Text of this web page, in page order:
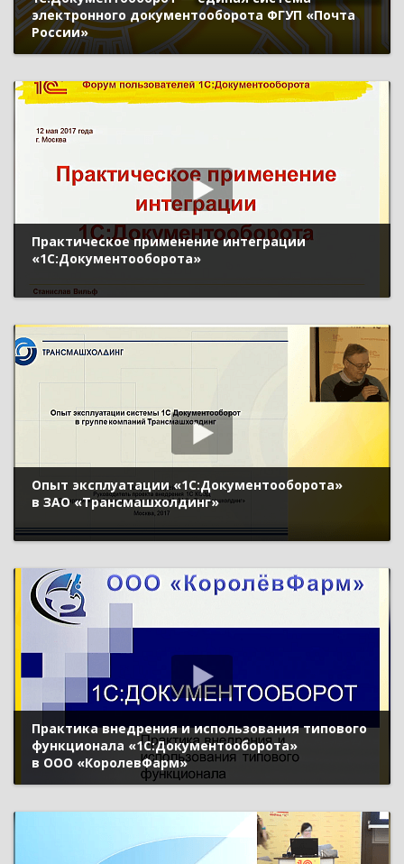
электронного документооборота ФГУП «Почта
России»
Практическое применение интеграции
«1С:Документооборота»
Опыт эксплуатации «1С:Документооборота»
в ЗАО «Трансмашхолдинг»
Практика внедрения и использования типового
функционала «1С:Документооборота»
в ООО «КоролевФарм»